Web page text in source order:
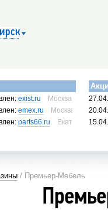
exist.ru
Москва, Россия
emex.ru
Москва, Россия
parts66.ru Екатеринбург,
/ Премьер-Мебель